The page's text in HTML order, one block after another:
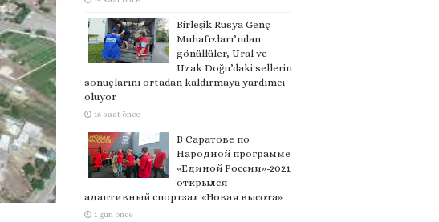
Birleşik Rusya Genç
Muhafızları’ndan
gönüllüler, Ural ve
Uzak Doğu’daki sellerin
sonuçlarını ortadan kaldırmaya yardımcı
oluyor
16 saat önce
В Саратове по
Народной программе
«Единой России»-2021
открылся
адаптивный спортзал «Новая высота»
1 gün önce